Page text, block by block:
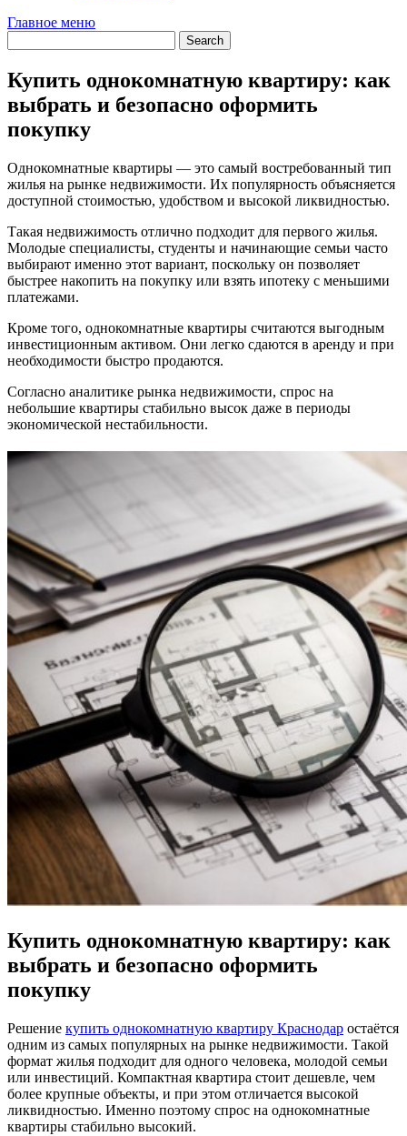
Главное меню
Купить однокомнатную квартиру: как
выбрать и безопасно оформить
покупку
Однокомнатные квартиры — это самый востребованный тип
жилья на рынке недвижимости. Их популярность объясняется
доступной стоимостью, удобством и высокой ликвидностью.
Такая недвижимость отлично подходит для первого жилья.
Молодые специалисты, студенты и начинающие семьи часто
выбирают именно этот вариант, поскольку он позволяет
быстрее накопить на покупку или взять ипотеку с меньшими
платежами.
Кроме того, однокомнатные квартиры считаются выгодным
инвестиционным активом. Они легко сдаются в аренду и при
необходимости быстро продаются.
Согласно аналитике рынка недвижимости, спрос на
небольшие квартиры стабильно высок даже в периоды
экономической нестабильности.
Купить однокомнатную квартиру: как
выбрать и безопасно оформить
покупку
Решение купить однокомнатную квартиру Краснодар остаётся
одним из самых популярных на рынке недвижимости. Такой
формат жилья подходит для одного человека, молодой семьи
или инвестиций. Компактная квартира стоит дешевле, чем
более крупные объекты, и при этом отличается высокой
ликвидностью. Именно поэтому спрос на однокомнатные
квартиры стабильно высокий.